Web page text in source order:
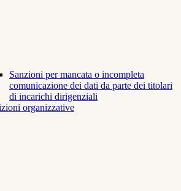
Sanzioni per mancata o incompleta
comunicazione dei dati da parte dei titolari
di incarichi dirigenziali
organizzative